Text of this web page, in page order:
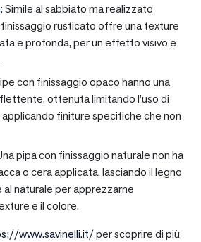
: Simile al sabbiato ma realizzato
rusticato offre una texture
e profonda, per un effetto visivo e
con finissaggio opaco hanno una
ottenuta limitando l’uso di
finiture specifiche che non
pipa con finissaggio naturale non ha
o cera applicata, lasciando il legno
naturale per apprezzarne
e il colore.
www.savinelli.it/per scoprire di più